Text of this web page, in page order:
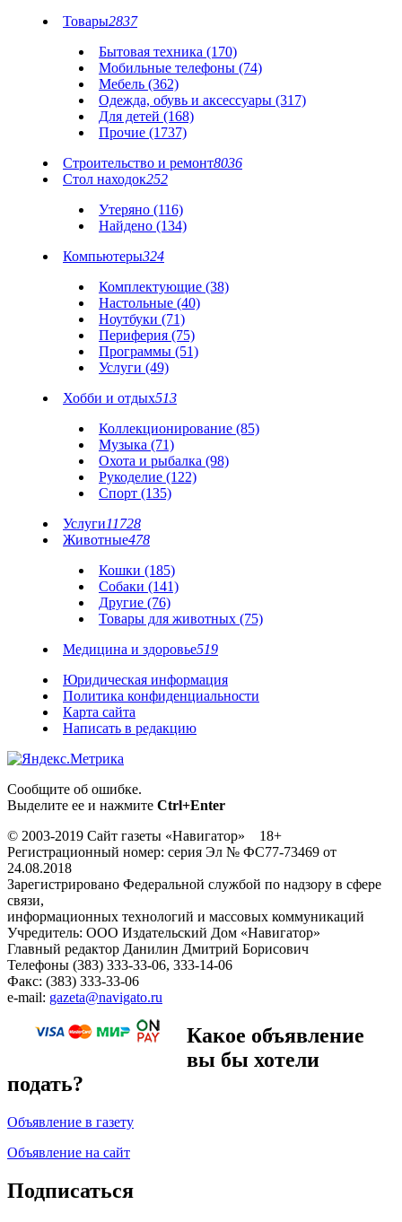
Товары2837
Бытовая техника (170)
Мобильные телефоны (74)
Мебель (362)
Одежда, обувь и аксессуары (317)
Для детей (168)
Прочие (1737)
Строительство и ремонт8036
Стол находок252
Утеряно (116)
Найдено (134)
Компьютеры324
Комплектующие (38)
Настольные (40)
Ноутбуки (71)
Периферия (75)
Программы (51)
Услуги (49)
Хобби и отдых513
Коллекционирование (85)
Музыка (71)
Охота и рыбалка (98)
Рукоделие (122)
Спорт (135)
Услуги11728
Животные478
Кошки (185)
Собаки (141)
Другие (76)
Товары для животных (75)
Медицина и здоровье519
Юридическая информация
Политика конфиденциальности
Карта сайта
Написать в редакцию
Сообщите об ошибке.
Выделите ее и нажмите Ctrl+Enter
© 2003-2019 Сайт газеты «Навигатор» 18+
Регистрационный номер: серия Эл № ФС77-73469 от
24.08.2018
Зарегистрировано Федеральной службой по надзору в сфере
связи,
информационных технологий и массовых коммуникаций
Учредитель: ООО Издательский Дом «Навигатор»
Главный редактор Данилин Дмитрий Борисович
Телефоны (383) 333-33-06, 333-14-06
Факс: (383) 333-33-06
e-mail: gazeta@navigato.ru
Какое объявление
вы бы хотели
подать?
Объявление в газету
Объявление на сайт
Подписаться